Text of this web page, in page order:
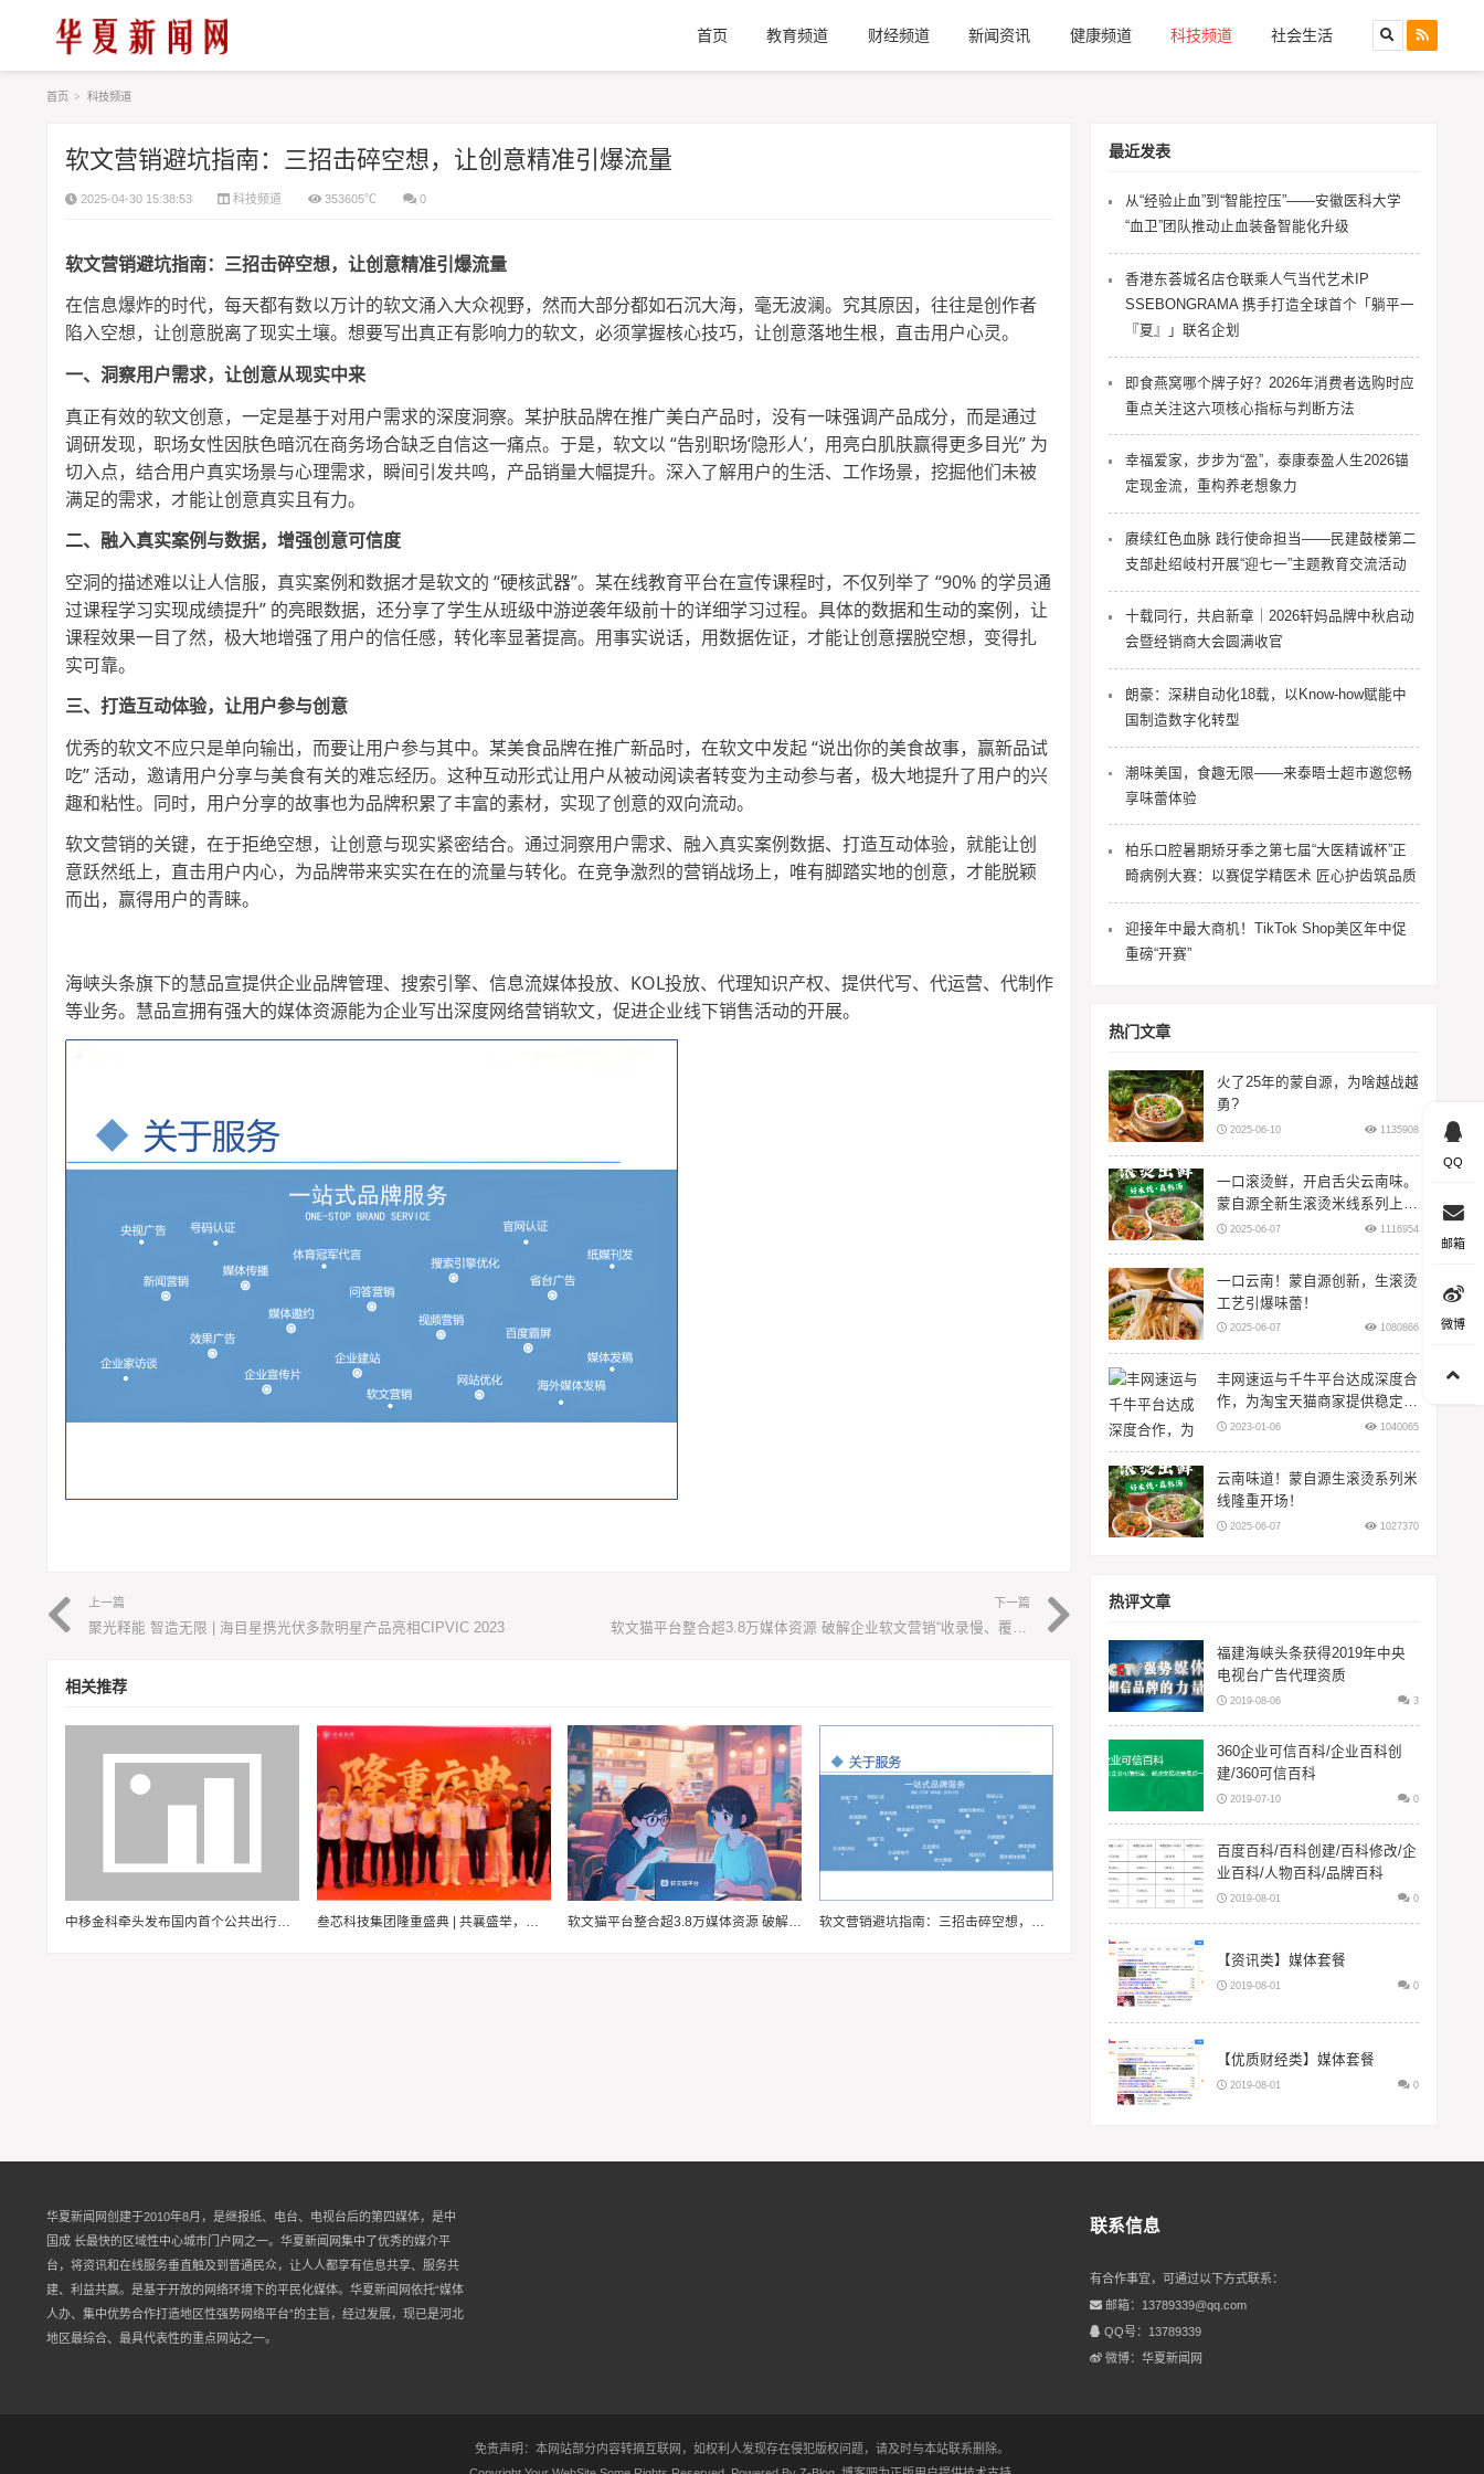
首页 教育频道 财经频道 新闻资讯 健康频道 科技频道 社会生活
首页 > 科技频道
软文营销避坑指南：三招击碎空想，让创意精准引爆流量
2025-04-30 15:38:53 科技频道 353605℃ 0
软文营销避坑指南：三招击碎空想，让创意精准引爆流量
在信息爆炸的时代，每天都有数以万计的软文涌入大众视野，然而大部分都如石沉大海，毫无波澜。究其原因，往往是创作者
陷入空想，让创意脱离了现实土壤。想要写出真正有影响力的软文，必须掌握核心技巧，让创意落地生根，直击用户心灵。
一、洞察用户需求，让创意从现实中来
真正有效的软文创意，一定是基于对用户需求的深度洞察。某护肤品牌在推广美白产品时，没有一味强调产品成分，而是通过
调研发现，职场女性因肤色暗沉在商务场合缺乏自信这一痛点。于是，软文以 “告别职场‘隐形人’，用亮白肌肤赢得更多目光” 为
切入点，结合用户真实场景与心理需求，瞬间引发共鸣，产品销量大幅提升。深入了解用户的生活、工作场景，挖掘他们未被
满足的需求，才能让创意真实且有力。
二、融入真实案例与数据，增强创意可信度
空洞的描述难以让人信服，真实案例和数据才是软文的 “硬核武器”。某在线教育平台在宣传课程时，不仅列举了 “90% 的学员通
过课程学习实现成绩提升” 的亮眼数据，还分享了学生从班级中游逆袭年级前十的详细学习过程。具体的数据和生动的案例，让
课程效果一目了然，极大地增强了用户的信任感，转化率显著提高。用事实说话，用数据佐证，才能让创意摆脱空想，变得扎
实可靠。
三、打造互动体验，让用户参与创意
优秀的软文不应只是单向输出，而要让用户参与其中。某美食品牌在推广新品时，在软文中发起“说出你的美食故事，赢新品试
吃” 活动，邀请用户分享与美食有关的难忘经历。这种互动形式让用户从被动阅读者转变为主动参与者，极大地提升了用户的兴
趣和粘性。同时，用户分享的故事也为品牌积累了丰富的素材，实现了创意的双向流动。
软文营销的关键，在于拒绝空想，让创意与现实紧密结合。通过洞察用户需求、融入真实案例数据、打造互动体验，就能让创
意跃然纸上，直击用户内心，为品牌带来实实在在的流量与转化。在竞争激烈的营销战场上，唯有脚踏实地的创意，才能脱颖
而出，赢得用户的青睐。
海峡头条旗下的慧品宣提供企业品牌管理、搜索引擎、信息流媒体投放、 KOL投放、代理知识产权、提供代写、代运营、代制作
等业务。慧品宣拥有强大的媒体资源能为企业写出深度网络营销软文，促进企业线下销售活动的开展。
上一篇
聚光释能 智造无限 | 海目星携光伏多款明星产品亮相CIPVIC 2023
下一篇
软文猫平台整合超3.8万媒体资源 破解企业软文营销“收录慢、覆盖窄”痛点
相关推荐
中移金科牵头发布国内首个公共出行碳普惠团体标准 叁芯科技集团隆重盛典 | 共襄盛举，筑梦未来 软文猫平台整合超3.8万媒体资源 破解企业软文营销“收录慢、覆盖窄”痛点 软文营销避坑指南：三招击碎空想，让创意精准引爆流量
最近发表
从“经验止血”到“智能控压”——安徽医科大学
“血卫”团队推动止血装备智能化升级
香港东荟城名店仓联乘人气当代艺术IP
SSEBONGRAMA 携手打造全球首个「躺平一
『夏』」联名企划
即食燕窝哪个牌子好？2026年消费者选购时应
重点关注这六项核心指标与判断方法
幸福爱家，步步为“盈”，泰康泰盈人生2026锚
定现金流，重构养老想象力
赓续红色血脉 践行使命担当——民建鼓楼第二
支部赴绍岐村开展“迎七一”主题教育交流活动
十载同行，共启新章｜2026轩妈品牌中秋启动
会暨经销商大会圆满收官
朗豪：深耕自动化18载，以Know-how赋能中
国制造数字化转型
潮味美国，食趣无限——来泰晤士超市邀您畅
享味蕾体验
柏乐口腔暑期矫牙季之第七届“大医精诚杯”正
畸病例大赛：以赛促学精医术 匠心护齿筑品质
迎接年中最大商机！TikTok Shop美区年中促
重磅“开赛”
热门文章
火了25年的蒙自源，为啥越战越
勇?
2025-06-10 1135908
一口滚烫鲜，开启舌尖云南味。
蒙自源全新生滚烫米线系列上
线！2025-06-07 1116954
一口云南！蒙自源创新，生滚烫
工艺引爆味蕾！
2025-06-07 1080866
丰网速运与千牛平台达成深度合
作，为淘宝天猫商家提供稳定物
流服务
2023-01-06 1040065
云南味道！蒙自源生滚烫系列米
线隆重开场！
2025-06-07 1027370
热评文章
福建海峡头条获得2019年中央
电视台广告代理资质
2019-08-06 3
360企业可信百科/企业百科创
建/360可信百科
2019-07-10 0
百度百科/百科创建/百科修改/企
业百科/人物百科/品牌百科
2019-08-01 0
【资讯类】媒体套餐
2019-08-01 0
【优质财经类】媒体套餐
2019-08-01 0
华夏新闻网创建于2010年8月，是继报纸、电台、电视台后的第四媒体，是中
国成 长最快的区域性中心城市门户网之一。华夏新闻网集中了优秀的媒介平
台，将资讯和在线服务垂直触及到普通民众，让人人都享有信息共享、服务共
建、利益共赢。是基于开放的网络环境下的平民化媒体。华夏新闻网依托“媒体
人办、集中优势合作打造地区性强势网络平台”的主旨，经过发展，现已是河北
地区最综合、最具代表性的重点网站之一。
联系信息
有合作事宜，可通过以下方式联系：
邮箱：13789339@qq.com
QQ号：13789339
微博：华夏新闻网
免责声明：本网站部分内容转摘互联网，如权利人发现存在侵犯版权问题，请及时与本站联系删除。
QQ
邮箱
微博